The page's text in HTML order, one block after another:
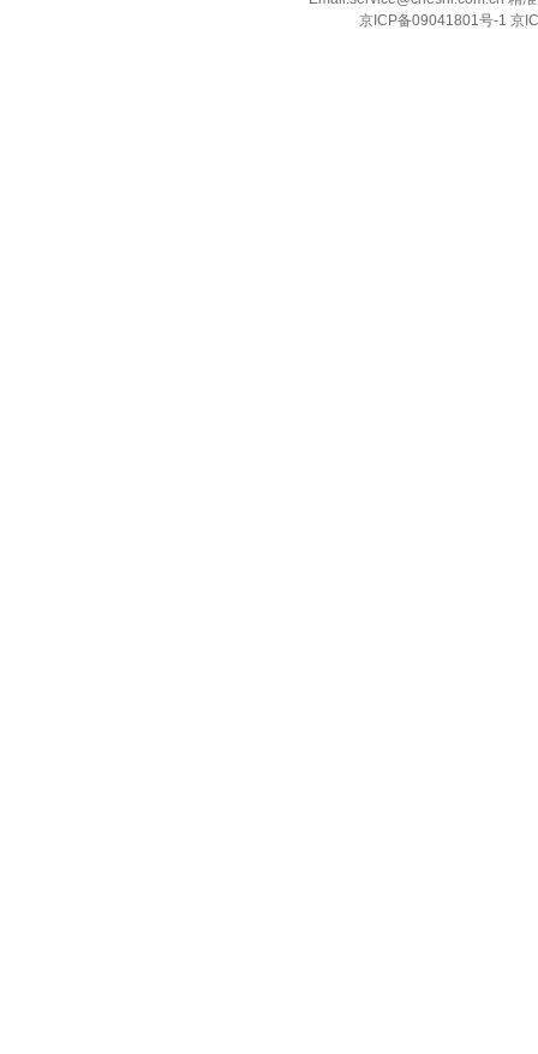
京ICP备09041801号-1 京